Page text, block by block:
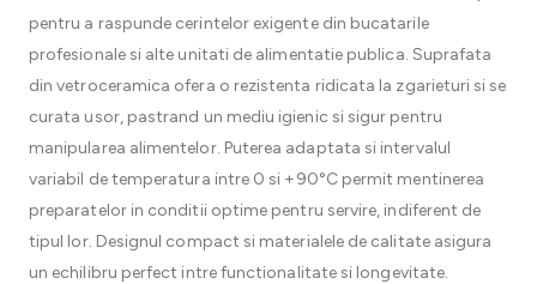
pentru a raspunde cerintelor exigente din bucatarile
profesionale si alte unitati de alimentatie publica. Suprafata
din vetroceramica ofera o rezistenta ridicata la zgarieturi si se
curata usor, pastrand un mediu igienic si sigur pentru
manipularea alimentelor. Puterea adaptata si intervalul
variabil de temperatura intre 0 si +90°C permit mentinerea
preparatelor in conditii optime pentru servire, indiferent de
tipul lor. Designul compact si materialele de calitate asigura
un echilibru perfect intre functionalitate si longevitate.